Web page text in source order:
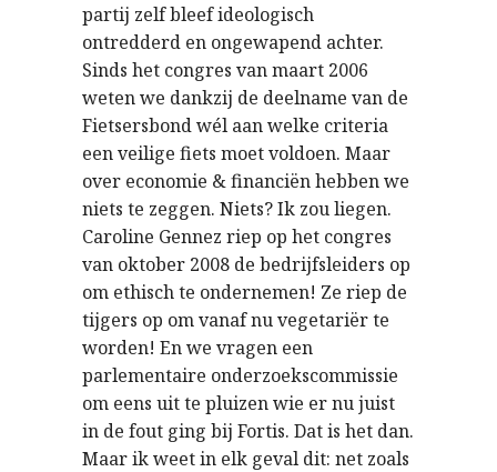
partij zelf bleef ideologisch
ontredderd en ongewapend achter.
Sinds het congres van maart 2006
weten we dankzij de deelname van de
Fietsersbond wél aan welke criteria
een veilige fiets moet voldoen. Maar
over economie & financiën hebben we
niets te zeggen. Niets? Ik zou liegen.
Caroline Gennez riep op het congres
van oktober 2008 de bedrijfsleiders op
om ethisch te ondernemen! Ze riep de
tijgers op om vanaf nu vegetariër te
worden! En we vragen een
parlementaire onderzoekscommissie
om eens uit te pluizen wie er nu juist
in de fout ging bij Fortis. Dat is het dan.
Maar ik weet in elk geval dit: net zoals